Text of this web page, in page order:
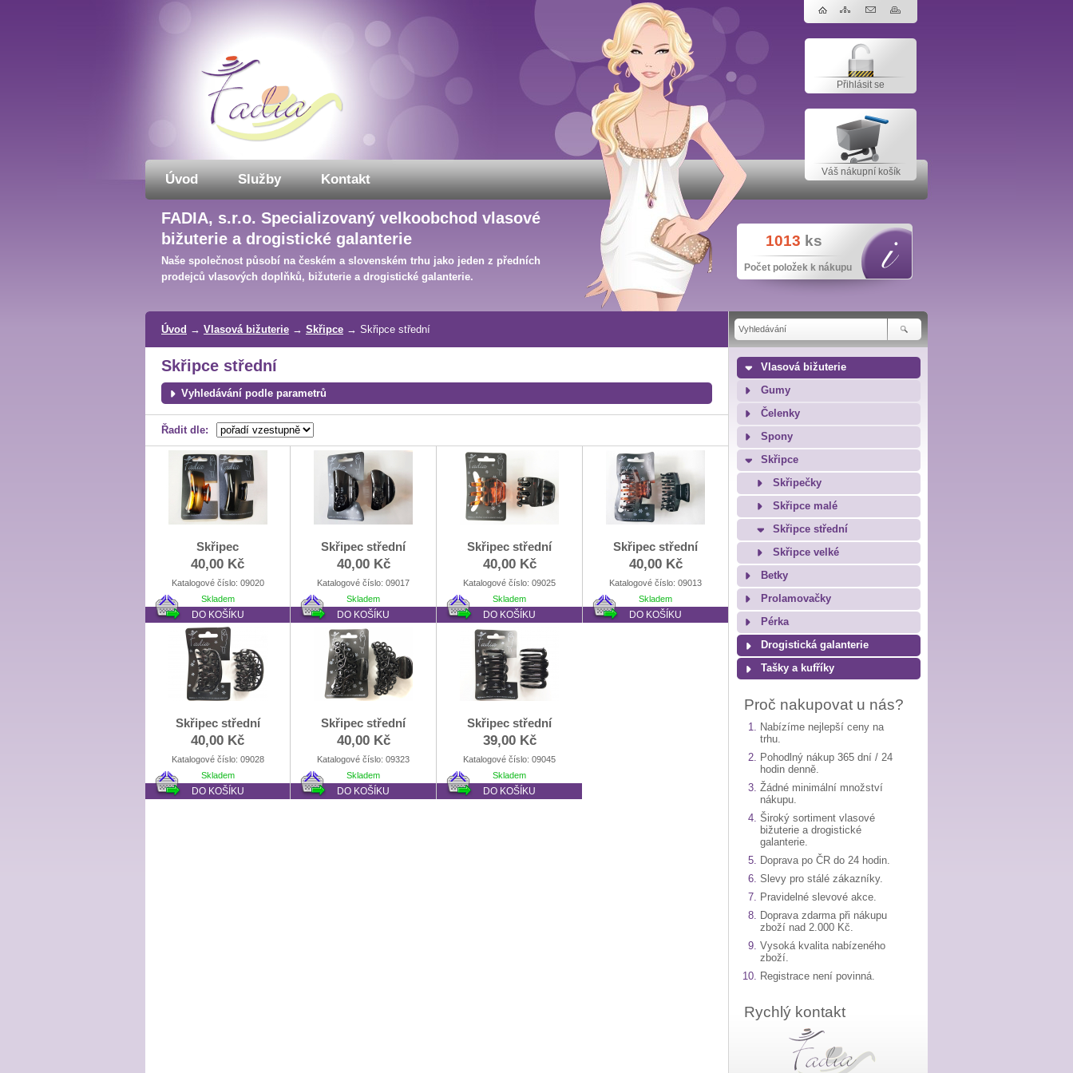
Úvod Služby Kontakt
Přihlásit se
Váš nákupní košík
FADIA, s.r.o. Specializovaný velkoobchod vlasové
bižuterie a drogistické galanterie
Naše společnost působí na českém a slovenském trhu jako jeden z předních
prodejců vlasových doplňků, bižuterie a drogistické galanterie.
1013 ks
Počet položek k nákupu
Úvod → Vlasová bižuterie → Skřipce → Skřipce střední
Skřipce střední
Vyhledávání podle parametrů
Řadit dle:
Skřipec
40,00 Kč
Katalogové číslo: 09020
Skladem
DO KOŠÍKU
Skřipec střední
40,00 Kč
Katalogové číslo: 09017
Skladem
DO KOŠÍKU
Skřipec střední
40,00 Kč
Katalogové číslo: 09025
Skladem
DO KOŠÍKU
Skřipec střední
40,00 Kč
Katalogové číslo: 09013
Skladem
DO KOŠÍKU
Skřipec střední
40,00 Kč
Katalogové číslo: 09028
Skladem
DO KOŠÍKU
Skřipec střední
40,00 Kč
Katalogové číslo: 09323
Skladem
DO KOŠÍKU
Skřipec střední
39,00 Kč
Katalogové číslo: 09045
Skladem
DO KOŠÍKU
Vlasová bižuterie
Gumy
Čelenky
Spony
Skřipce
Skřipečky
Skřipce malé
Skřipce střední
Skřipce velké
Betky
Prolamovačky
Pérka
Drogistická galanterie
Tašky a kufříky
Proč nakupovat u nás?
Nabízíme nejlepší ceny na
trhu.
Pohodlný nákup 365 dní / 24
hodin denně.
Žádné minimální množství
nákupu.
Široký sortiment vlasové
bižuterie a drogistické
galanterie.
Doprava po ČR do 24 hodin.
Slevy pro stálé zákazníky.
Pravidelné slevové akce.
Doprava zdarma při nákupu
zboží nad 2.000 Kč.
Vysoká kvalita nabízeného
zboží.
Registrace není povinná.
Rychlý kontakt